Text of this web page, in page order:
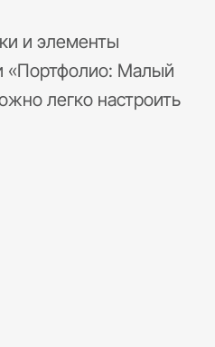
и элементы
«Портфолио: Малый
легко настроить